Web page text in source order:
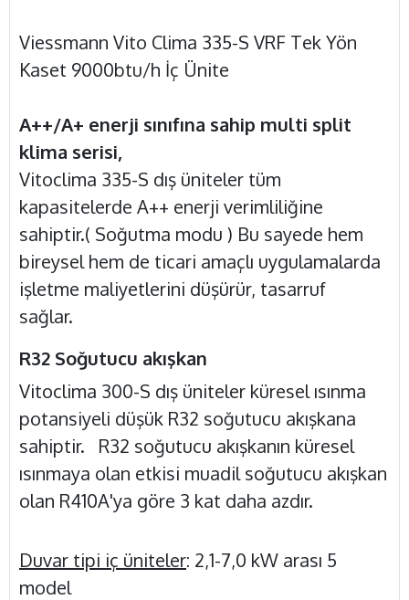
Viessmann Vito Clima 335-S VRF Tek Yön
Kaset 9000btu/h İç Ünite
A++/A+ enerji sınıfına sahip multi split
klima serisi,
Vitoclima 335-S dış üniteler tüm
kapasitelerde A++ enerji verimliliğine
sahiptir.( Soğutma modu ) Bu sayede hem
bireysel hem de ticari amaçlı uygulamalarda
işletme maliyetlerini düşürür, tasarruf
sağlar.
R32 Soğutucu akışkan
Vitoclima 300-S dış üniteler küresel ısınma
potansiyeli düşük R32 soğutucu akışkana
sahiptir. R32 soğutucu akışkanın küresel
ısınmaya olan etkisi muadil soğutucu akışkan
olan R410A'ya göre 3 kat daha azdır.
Duvar tipi iç üniteler: 2,1-7,0 kW arası 5
model